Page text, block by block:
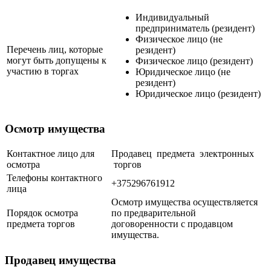
Перечень лиц, которые
могут быть допущены к
участию в торгах
Индивидуальный
предприниматель (резидент)
Физическое лицо (не
резидент)
Физическое лицо (резидент)
Юридическое лицо (не
резидент)
Юридическое лицо (резидент)
Осмотр имущества
Контактное лицо для
осмотра
Продавец предмета электронных
торгов
Телефоны контактного
лица
+375296761912
Порядок осмотра
предмета торгов
Осмотр имущества осуществляется
по предварительной
договоренности с продавцом
имущества.
Продавец имущества